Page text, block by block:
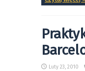
Luty 23, 2010